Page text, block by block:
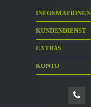
INFORMATIONEN
KUNDENDIENST
EXTRAS
KONTO